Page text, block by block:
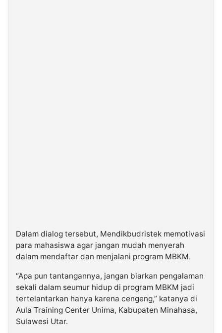
Dalam dialog tersebut, Mendikbudristek memotivasi
para mahasiswa agar jangan mudah menyerah
dalam mendaftar dan menjalani program MBKM.
“Apa pun tantangannya, jangan biarkan pengalaman
sekali dalam seumur hidup di program MBKM jadi
tertelantarkan hanya karena cengeng,” katanya di
Aula Training Center Unima, Kabupaten Minahasa,
Sulawesi Utar.